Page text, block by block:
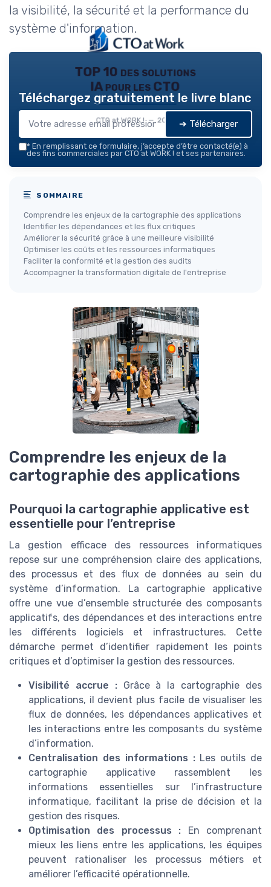
la visibilité, la sécurité et la performance du
système d'information.
TOP 10 des solutions
IA pour les CTO
CTO at WORK ! — 2026
Téléchargez gratuitement le livre blanc
➔ Télécharger
* En remplissant ce formulaire, j’accepte d’être contacté(e) à
des fins commerciales par CTO at WORK ! et ses partenaires.
SOMMAIRE
Comprendre les enjeux de la cartographie des applications
Identifier les dépendances et les flux critiques
Améliorer la sécurité grâce à une meilleure visibilité
Optimiser les coûts et les ressources informatiques
Faciliter la conformité et la gestion des audits
Accompagner la transformation digitale de l'entreprise
Comprendre les enjeux de la
cartographie des applications
Pourquoi la cartographie applicative est
essentielle pour l’entreprise
La gestion efficace des ressources informatiques
repose sur une compréhension claire des applications,
des processus et des flux de données au sein du
système d’information. La cartographie applicative
offre une vue d’ensemble structurée des composants
applicatifs, des dépendances et des interactions entre
les différents logiciels et infrastructures. Cette
démarche permet d’identifier rapidement les points
critiques et d’optimiser la gestion des ressources.
Visibilité accrue :Grâce à la cartographie des
applications, il devient plus facile de visualiser les
flux de données, les dépendances applicatives et
les interactions entre les composants du système
d’information.
Centralisation des informations :Les outils de
cartographie applicative rassemblent les
informations essentielles sur l’infrastructure
informatique, facilitant la prise de décision et la
gestion des risques.
Optimisation des processus : En comprenant
mieux les liens entre les applications, les équipes
peuvent rationaliser les processus métiers et
améliorer l’efficacité opérationnelle.